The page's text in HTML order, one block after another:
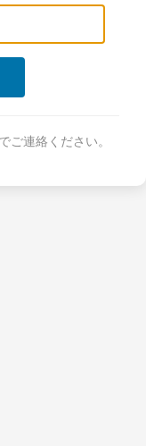
ご連絡ください。